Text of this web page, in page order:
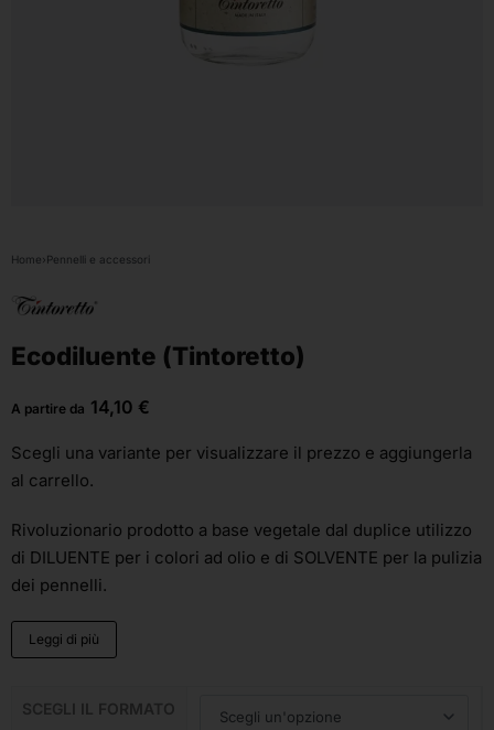
Home›Pennelli e accessori
Ecodiluente (Tintoretto)
A partire da 14,10 €
Scegli una variante per visualizzare il prezzo e aggiungerla
al carrello.
Rivoluzionario prodotto a base vegetale dal duplice utilizzo
di DILUENTE per i colori ad olio e di SOLVENTE per la pulizia
dei pennelli.
Leggi di più
SCEGLI IL FORMATO